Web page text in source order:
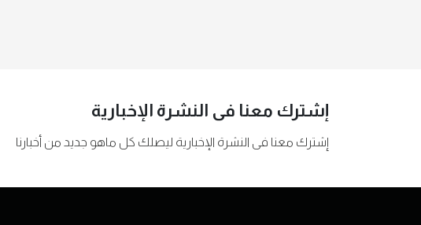
إشترك معنا فى النشرة الإخبارية
إشترك معنا فى النشرة الإخبارية ليصلك كل ماهو جديد من أخبارنا